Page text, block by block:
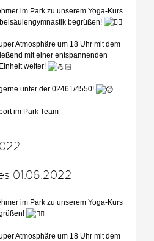
im Park zu unserem Yoga-Kurs
begrüßen!
Atmosphäre um 18 Uhr mit dem
mit einer entspannenden
weiter!
unter der 02461/4550!
im Park Team
01.06.2022
im Park zu unserem Yoga-Kurs
Atmosphäre um 18 Uhr mit dem